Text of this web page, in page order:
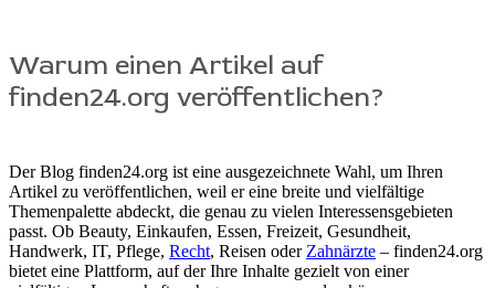
Warum einen Artikel auf
finden24.org veröffentlichen?
Der Blog finden24.org ist eine ausgezeichnete Wahl, um Ihren
Artikel zu veröffentlichen, weil er eine breite und vielfältige
Themenpalette abdeckt, die genau zu vielen Interessensgebieten
passt. Ob Beauty, Einkaufen, Essen, Freizeit, Gesundheit,
Handwerk, IT, Pflege, Recht, Reisen oderZahnärzte – finden24.org
bietet eine Plattform, auf der Ihre Inhalte gezielt von einer